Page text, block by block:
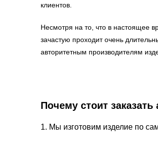
клиентов.
Несмотря на то, что в настоящее
зачастую проходит очень
авторитетным производителям
Почему стоит заказать
1. Мы изготовим изделие по